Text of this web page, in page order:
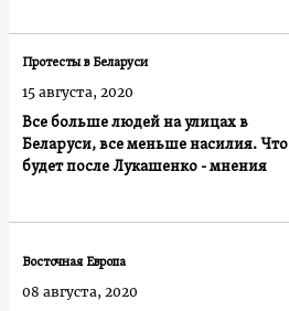
Все больше людей на улицах в
Беларуси, все меньше насилия. Что
будет после Лукашенко - мнения
Протесты в Беларуси
15 августа, 2020
Восточная Европа
08 августа, 2020